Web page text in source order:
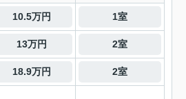
10.5万円 1室
13万円 2室
18.9万円 2室